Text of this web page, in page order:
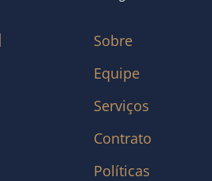
Sobre
Equipe
Serviços
Contrato
Políticas